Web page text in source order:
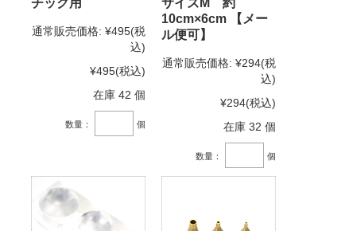
チック用
通常販売価格: ¥495(税
込)
¥495(税込)
在庫 42 個
数量： 個
サイズM 約
10cm×6cm 【メー
ル便可】
通常販売価格: ¥294(税
込)
¥294(税込)
在庫 32 個
数量： 個